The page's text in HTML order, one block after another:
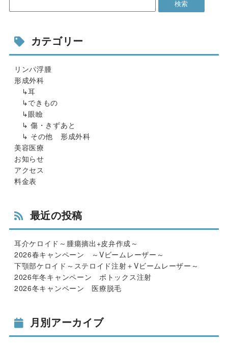
カテゴリー
リンパ浮腫
形成外科
↳耳
↳できもの
↳眼瞼
↳ 傷・きずあと
↳ その他 形成外科
美容医療
お知らせ
アクセス
料金表
最近の投稿
耳介ケロイド～腫瘍摘出+皮弁作成～
2026春キャンペーン ～Vビームレーザー～
下顎部ケロイド～ステロイド注射＋Vビームレーザー～
2026年冬キャンペーン ボトックス注射
2026冬キャンペーン 医療脱毛
月別アーカイブ